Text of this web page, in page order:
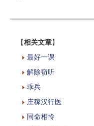
【相关文章】
最好一课
解除窃听
乖兵
庄稼汉行医
同命相怜